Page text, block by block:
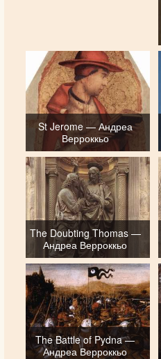
St Jerome — Андреа
Верроккьо
The Doubting Thomas —
Андреа Верроккьо
The Battle of Pydna —
Андреа Верроккьо